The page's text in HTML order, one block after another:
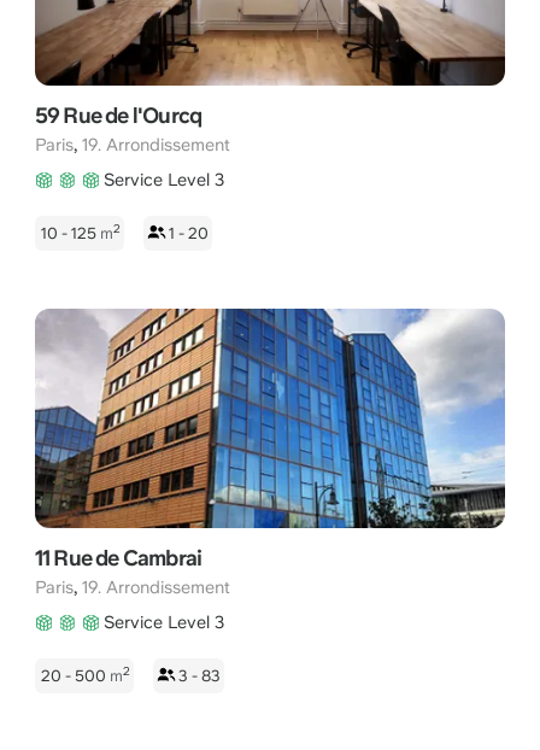
59 Rue de l'Ourcq
Paris, 19. Arrondissement
Service Level 3
10 - 125 m2 1 - 20
11 Rue de Cambrai
Paris, 19. Arrondissement
Service Level 3
20 - 500 m2 3 - 83